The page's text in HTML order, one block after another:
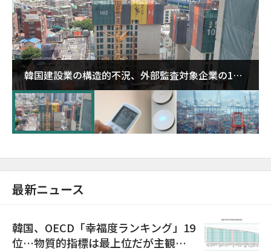
韓国建設業の構造的不況、外部監査対象企業の1割
超が「ゾンビ企業」に…5年で2.8倍増
最新ニュース
韓国、OECD「幸福度ランキング」19
位…物質的指標は最上位だが主観的